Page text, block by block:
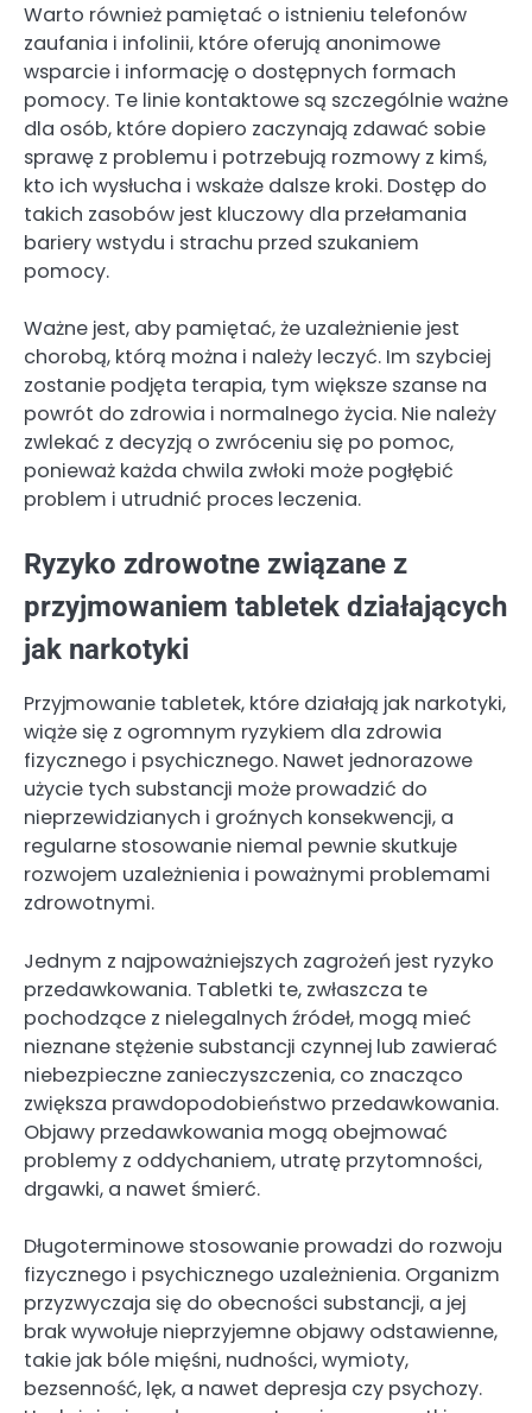
Warto również pamiętać o istnieniu telefonów
zaufania i infolinii, które oferują anonimowe
wsparcie i informację o dostępnych formach
pomocy. Te linie kontaktowe są szczególnie ważne
dla osób, które dopiero zaczynają zdawać sobie
sprawę z problemu i potrzebują rozmowy z kimś,
kto ich wysłucha i wskaże dalsze kroki. Dostęp do
takich zasobów jest kluczowy dla przełamania
bariery wstydu i strachu przed szukaniem
pomocy.
Ważne jest, aby pamiętać, że uzależnienie jest
chorobą, którą można i należy leczyć. Im szybciej
zostanie podjęta terapia, tym większe szanse na
powrót do zdrowia i normalnego życia. Nie należy
zwlekać z decyzją o zwróceniu się po pomoc,
ponieważ każda chwila zwłoki może pogłębić
problem i utrudnić proces leczenia.
Ryzyko zdrowotne związane z
przyjmowaniem tabletek działających
jak narkotyki
Przyjmowanie tabletek, które działają jak narkotyki,
wiąże się z ogromnym ryzykiem dla zdrowia
fizycznego i psychicznego. Nawet jednorazowe
użycie tych substancji może prowadzić do
nieprzewidzianych i groźnych konsekwencji, a
regularne stosowanie niemal pewnie skutkuje
rozwojem uzależnienia i poważnymi problemami
zdrowotnymi.
Jednym z najpoważniejszych zagrożeń jest ryzyko
przedawkowania. Tabletki te, zwłaszcza te
pochodzące z nielegalnych źródeł, mogą mieć
nieznane stężenie substancji czynnej lub zawierać
niebezpieczne zanieczyszczenia, co znacząco
zwiększa prawdopodobieństwo przedawkowania.
Objawy przedawkowania mogą obejmować
problemy z oddychaniem, utratę przytomności,
drgawki, a nawet śmierć.
Długoterminowe stosowanie prowadzi do rozwoju
fizycznego i psychicznego uzależnienia. Organizm
przyzwyczaja się do obecności substancji, a jej
brak wywołuje nieprzyjemne objawy odstawienne,
takie jak bóle mięśni, nudności, wymioty,
bezsenność, lęk, a nawet depresja czy psychozy.